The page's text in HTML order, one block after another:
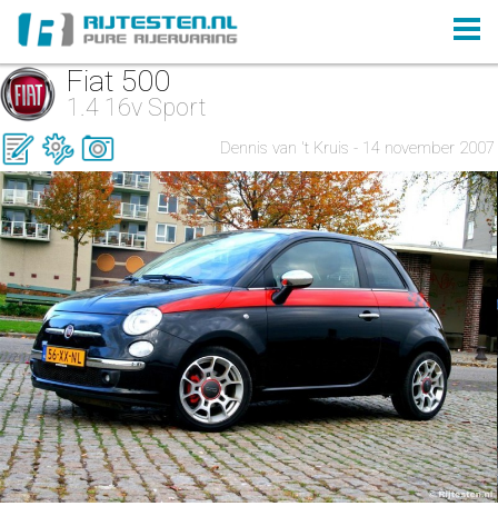
Fiat 500
1.4 16v Sport
Dennis van 't Kruis - 14 november 2007